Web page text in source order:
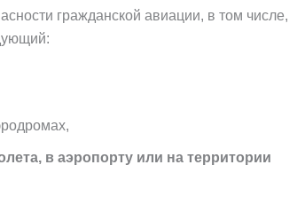
гражданской авиации, в том числе,
в аэропорту или на территории